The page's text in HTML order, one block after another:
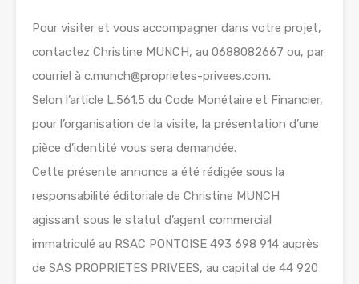
Pour visiter et vous accompagner dans votre projet,
contactez Christine MUNCH, au 0688082667 ou, par
courriel à c.munch@proprietes-privees.com.
Selon l’article L.561.5 du Code Monétaire et Financier,
pour l’organisation de la visite, la présentation d’une
pièce d’identité vous sera demandée.
Cette présente annonce a été rédigée sous la
responsabilité éditoriale de Christine MUNCH
agissant sous le statut d’agent commercial
immatriculé au RSAC PONTOISE 493 698 914 auprès
de SAS PROPRIETES PRIVEES, au capital de 44 920